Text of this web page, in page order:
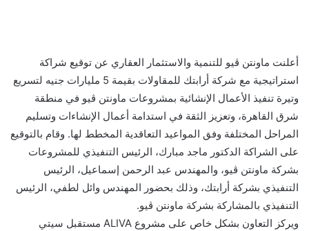
أعلنت ماونتن ڤيو للتنمية والاستثمار العقاري عن توقيع شراكة
استراتيجية مع شركة أرابتك للمقاولات بقيمة 5 مليارات جنيه لتسريع
وتيرة تنفيذ الأعمال الإنشائية بمشروعات ماونتن ڤيو في منطقة
شرق القاهرة، وتعزيز الثقة في استدامة أعمال الإنشاءات وتسليم
المراحل المختلفة وفق المواعيد التعاقدية المخطط لها. وقام بالتوقيع
على الشراكة الدكتور ماجد مبارك، الرئيس التنفيذي للمشروعات
بشركة ماونتن ڤيو، والمهندس عبد الرحمن إسماعيل، الرئيس
التنفيذي بشركة أرابتك، وذلك بحضور المهندس وائل لطفي، الرئيس
التنفيذي بالمشاركة بشركة ماونتن ڤيو.
ويركز التعاون بشكل خاص على مشروع ALIVA مستقبل سيتي